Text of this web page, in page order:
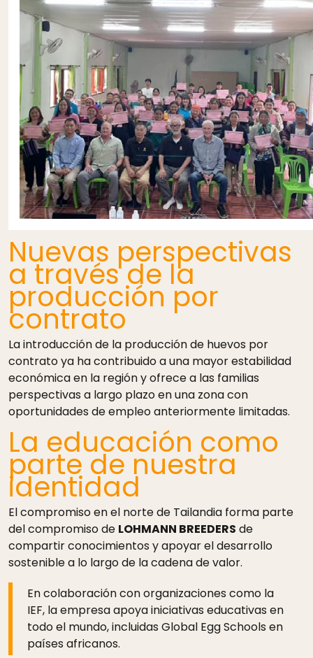
Nuevas perspectivas
a través de la
producción por
contrato
La introducción de la producción de huevos por
contrato ya ha contribuido a una mayor estabilidad
económica en la región y ofrece a las familias
perspectivas a largo plazo en una zona con
oportunidades de empleo anteriormente limitadas.
La educación como
parte de nuestra
identidad
El compromiso en el norte de Tailandia forma parte
del compromiso de LOHMANN BREEDERS de
compartir conocimientos y apoyar el desarrollo
sostenible a lo largo de la cadena de valor.
En colaboración con organizaciones como la
IEF, la empresa apoya iniciativas educativas en
todo el mundo, incluidas Global Egg Schools en
países africanos.